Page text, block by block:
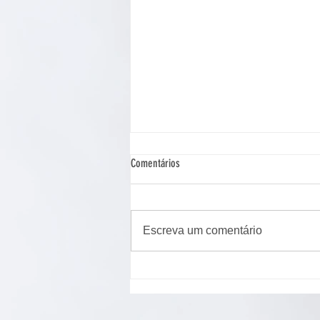
Comentários
Escreva um comentário